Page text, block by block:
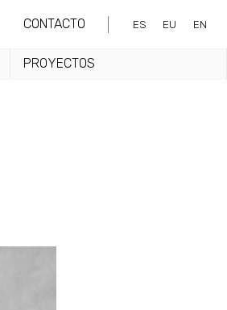
ES EU EN
CONTACTO
PROYECTOS